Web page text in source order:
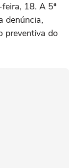
18. A 5ª
denúncia,
preventiva do